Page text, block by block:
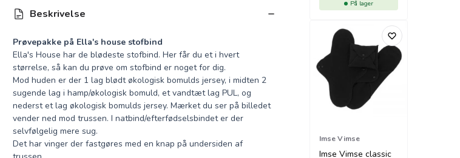
Beskrivelse
Prøvepakke på Ella's house stofbind
Ella's House har de blødeste stofbind. Her får du et i hvert
størrelse, så kan du prøve om stofbind er noget for dig.
Mod huden er der 1 lag blødt økologisk bomulds jersey, i midten 2
sugende lag i hamp/økologisk bomuld, et vandtæt lag PUL, og
nederst et lag økologisk bomulds jersey. Mærket du ser på billedet
vender ned mod trussen. I natbind/efterfødselsbindet er der
selvfølgelig mere sug.
Det har vinger der fastgøres med en knap på undersiden af
På lager
Imse Vimse
Imse Vimse classic